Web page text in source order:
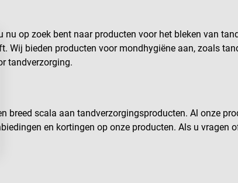
op zoek bent naar producten voor het bleken van
Wij bieden producten voor mondhygiëne aan, zoals
tandverzorging.
breed scala aan tandverzorgingsproducten. Al onze
en kortingen op onze producten. Als u vragen